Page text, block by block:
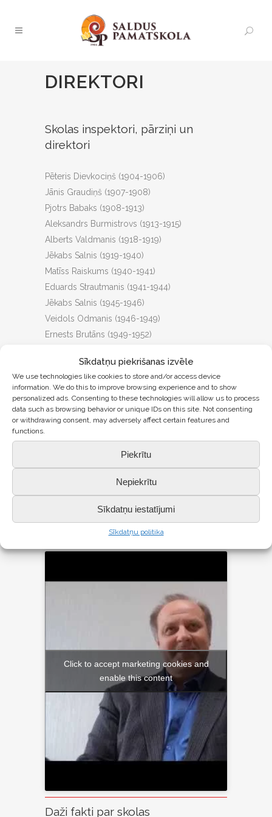
Sīkdatņu piekrišanas izvēle
We use technologies like cookies to store and/or access device
information. We do this to improve browsing experience and to show
personalized ads. Consenting to these technologies will allow us to process
data such as browsing behavior or unique IDs on this site. Not consenting
or withdrawing consent, may adversely affect certain features and
functions.
Piekrītu
Nepiekrītu
Sīkdatņu iestatījumi
Sīkdatņu politika
DIREKTORI
Skolas inspektori, pārziņi un
direktori
Pēteris Dievkociņš (1904-1906)
Jānis Graudiņš (1907-1908)
Pjotrs Babaks (1908-1913)
Aleksandrs Burmistrovs (1913-1915)
Alberts Valdmanis (1918-1919)
Jēkabs Salnis (1919-1940)
Matīss Raiskums (1940-1941)
Eduards Strautmanis (1941-1944)
Jēkabs Salnis (1945-1946)
Veidols Odmanis (1946-1949)
Ernests Brutāns (1949-1952)
Ģirts Cābulis (1969-1973)
Zenons Bērziņš (1973-1982)
Klāra Rateniece (1982-1993)
Andris Rudovics (1993-2010) (2021.gadā
iecelts par Atzinības krusta virsnieku:)
Dace Balandīna (no 2010. g. 30. decembra)
Atmiņu stāsti par skolas
direktoriem Miķeli Heringu un
Click to accept marketing cookies and
enable this content
Daži fakti par skolas